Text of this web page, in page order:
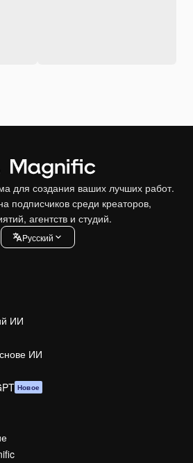
для создания ваших лучших работ.
подписчиков среди креаторов,
агентств и студий.
Pусский
ИИ
ИИ
Новое